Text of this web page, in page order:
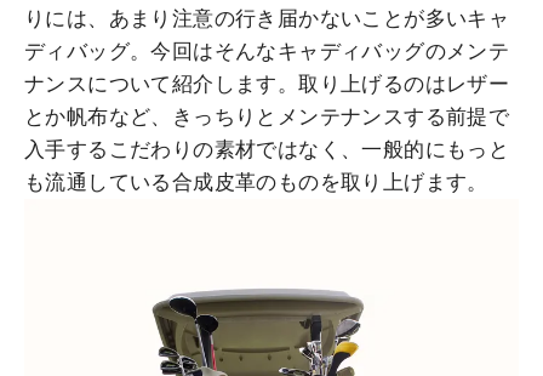
りには、あまり注意の行き届かないことが多いキャ
ディバッグ。今回はそんなキャディバッグのメンテ
ナンスについて紹介します。取り上げるのはレザー
とか帆布など、きっちりとメンテナンスする前提で
入手するこだわりの素材ではなく、一般的にもっと
も流通している合成皮革のものを取り上げます。